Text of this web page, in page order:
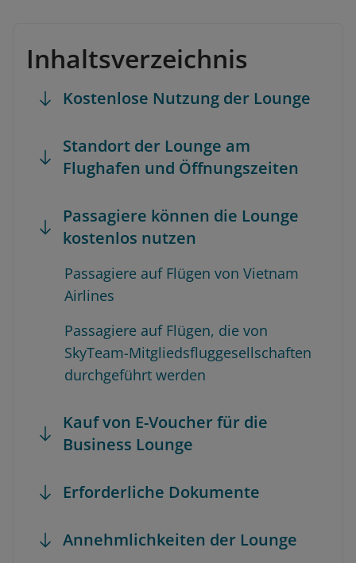
Inhaltsverzeichnis
Kostenlose Nutzung der Lounge
Standort der Lounge am
Flughafen und Öffnungszeiten
Passagiere können die Lounge
kostenlos nutzen
Passagiere auf Flügen von Vietnam
Airlines
Passagiere auf Flügen, die von
SkyTeam-Mitgliedsfluggesellschaften
durchgeführt werden
Kauf von E-Voucher für die
Business Lounge
Erforderliche Dokumente
Annehmlichkeiten der Lounge